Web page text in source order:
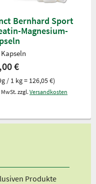
Bernhard Sport
Magnesium-
Kapseln
€
/ 1 kg = 126,05 €)
zzgl. Versandkosten
Produkte